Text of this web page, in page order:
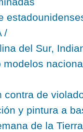
/
del Sur,
contra de
y pintura a
de la